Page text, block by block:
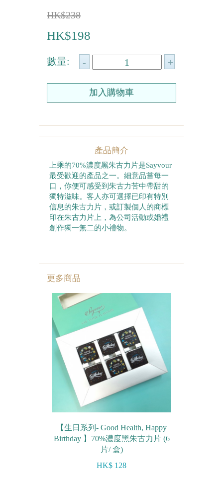
生日禮物系列
農曆新年系列
HK$238
HK$198
數量:
產品簡介
上乘的70%濃度黑朱古力片是Sayvour
最受歡迎的產品之一。細意品嘗每一
口，你便可感受到朱古力苦中帶甜的
獨特滋味。客人亦可選擇已印有特別
信息的朱古力片，或訂製個人的商標
印在朱古力片上，為公司活動或婚禮
創作獨一無二的小禮物。
更多商品
【生日系列- Good Health, Happy
Birthday 】70%濃度黑朱古力片 (6
片/ 盒)
HK$ 128